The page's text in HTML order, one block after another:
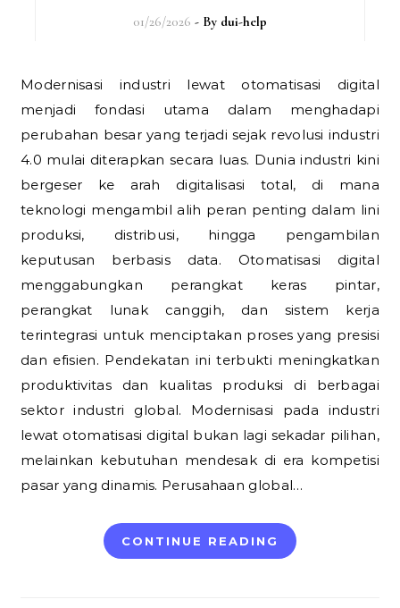
01/26/2026 - By dui-help
Modernisasi industri lewat otomatisasi digital
menjadi fondasi utama dalam menghadapi
perubahan besar yang terjadi sejak revolusi industri
4.0 mulai diterapkan secara luas. Dunia industri kini
bergeser ke arah digitalisasi total, di mana
teknologi mengambil alih peran penting dalam lini
produksi, distribusi, hingga pengambilan
keputusan berbasis data. Otomatisasi digital
menggabungkan perangkat keras pintar,
perangkat lunak canggih, dan sistem kerja
terintegrasi untuk menciptakan proses yang presisi
dan efisien. Pendekatan ini terbukti meningkatkan
produktivitas dan kualitas produksi di berbagai
sektor industri global. Modernisasi pada industri
lewat otomatisasi digital bukan lagi sekadar pilihan,
melainkan kebutuhan mendesak di era kompetisi
pasar yang dinamis. Perusahaan global…
CONTINUE READING